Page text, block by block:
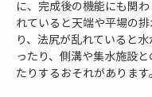
に、完成後の機能にも関
れていると天端や平場の
り、法尻が乱れていると
ったり、側溝や集水施設
たりするおそれがあります。